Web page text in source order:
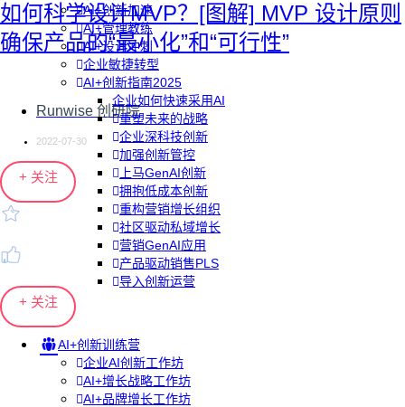
AI+创新加速
AI+管理教练
AI+设计冲刺
企业敏捷转型
AI+创新指南2025
企业如何快速采用AI
重塑未来的战略
企业深科技创新
加强创新管控
上马GenAI创新
拥抱低成本创新
重构营销增长组织
社区驱动私域增长
营销GenAI应用
产品驱动销售PLS
导入创新运营
AI+创新训练营
企业AI创新工作坊
AI+增长战略工作坊
AI+品牌增长工作坊
如何科学设计MVP？[图解] MVP 设计原则
确保产品的“最小化”和“可行性”
Runwise 创研院
2022-07-30
+ 关注
+ 关注